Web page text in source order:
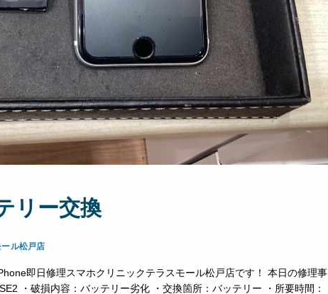
リー交換
ル松戸店
即日修理スマホクリニックテラスモール松戸店です！ 本日の修理事
・破損内容：バッテリー劣化 ・交換箇所：バッテリー ・所要時間：